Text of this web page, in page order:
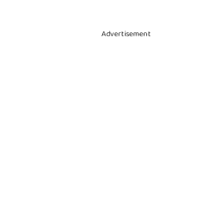
Advertisement